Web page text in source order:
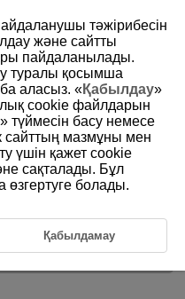
(PQ)] параметрі жарық
сақтап қалатын,
стандарттарында
дисплейі үшін кіріс
береді.
тәжірибесін
және сайтты
пайдаланылады.
туралы қосымша
аласыз. «Қабылдау»
cookie файлдарын
» түймесін басу немесе
сайттың мазмұны мен
үшін қажет cookie
сақталады. Бұл
өзгертуге болады.
Қабылдамау